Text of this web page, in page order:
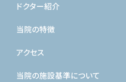
ドクター紹介
当院の特徴
アクセス
当院の施設基準について